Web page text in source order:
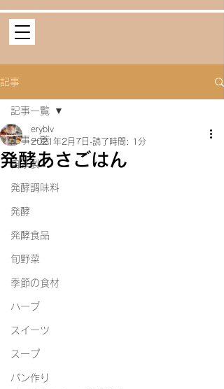
記事
記事一覧
自家製
発酵調味料
発酵
発酵食品
旬野菜
季節の食材
ハーブ
スイーツ
スープ
パン作り
記事一覧
発酵あさごはん
eryblv
2021年2月7日 読了時間: 1分